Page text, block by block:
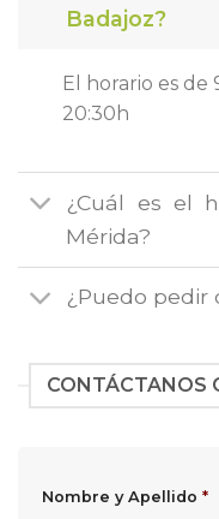
Badajoz?
El horario es de
20:30h
¿Cuál es el
Mérida?
¿Puedo pedir
CONTÁCTANOS
Nombre y Apellido *